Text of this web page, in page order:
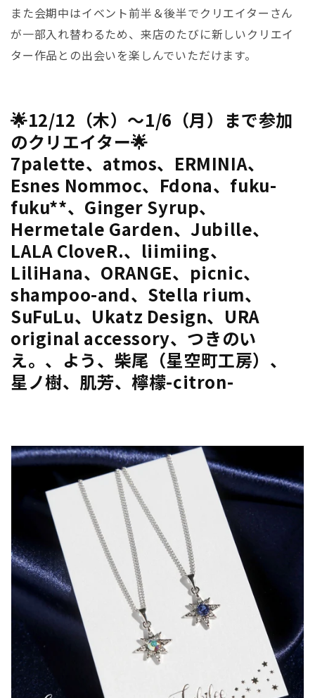
また会期中はイベント前半＆後半でクリエイターさん
が一部入れ替わるため、来店のたびに新しいクリエイ
ター作品との出会いを楽しんでいただけます。
🌟12/12（木）～1/6（月）まで参加
のクリエイター🌟
7palette、atmos、ERMINIA、
Esnes Nommoc、Fdona、fuku-
fuku**、Ginger Syrup、
Hermetale Garden、Jubille、
LALA CloveR.、liimiing、
LiliHana、ORANGE、picnic、
shampoo-and、Stella rium、
SuFuLu、Ukatz Design、URA
original accessory、つきのい
え。、よう、柴尾（星空町工房）、
星ノ樹、肌芳、檸檬-citron-